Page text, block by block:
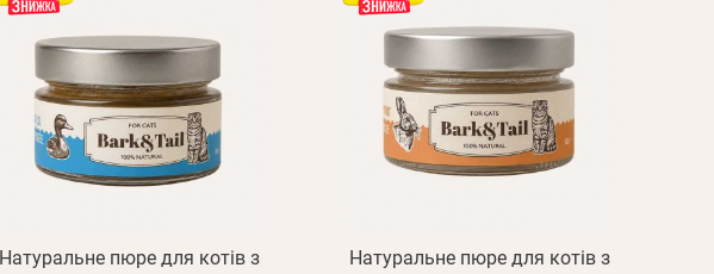
Натуральне пюре для котів з
Натуральне пюре для котів з